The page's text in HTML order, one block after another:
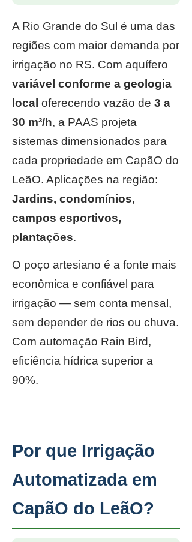
A Rio Grande do Sul é uma das
regiões com maior demanda por
irrigação no RS. Com aquífero
variável conforme a geologia
local oferecendo vazão de 3 a
30 m³/h, a PAAS projeta
sistemas dimensionados para
cada propriedade em CapãO do
LeãO. Aplicações na região:
Jardins, condomínios,
campos esportivos,
plantações.
O poço artesiano é a fonte mais
econômica e confiável para
irrigação — sem conta mensal,
sem depender de rios ou chuva.
Com automação Rain Bird,
eficiência hídrica superior a
90%.
Por que Irrigação
Automatizada em
CapãO do LeãO?